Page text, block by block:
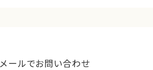
メールでお問い合わせ